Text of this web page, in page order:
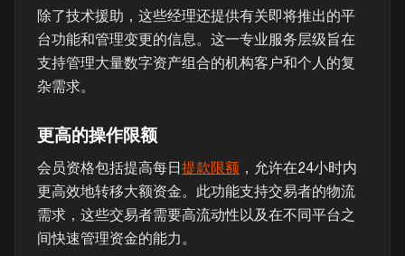
除了技术援助，这些经理还提供有关即将推出的平
台功能和管理变更的信息。这一专业服务层级旨在
支持管理大量数字资产组合的机构客户和个人的复
杂需求。
更高的操作限额
会员资格包括提高每日 提款限额 ，允许在24小时内
更高效地转移大额资金。此功能支持交易者的物流
需求，这些交易者需要高流动性以及在不同平台之
间快速管理资金的能力。